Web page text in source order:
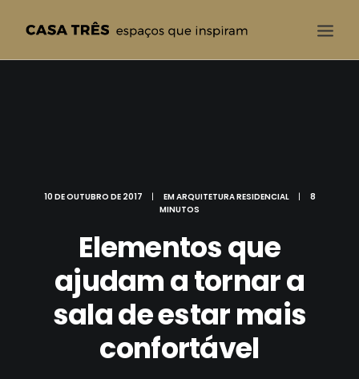
CONTATO
10 DE OUTUBRO DE 2017 | EMARQUITETURA RESIDENCIAL |
8
MINUTOS
Elementos que
ajudam a tornar a
sala de estar mais
confortável